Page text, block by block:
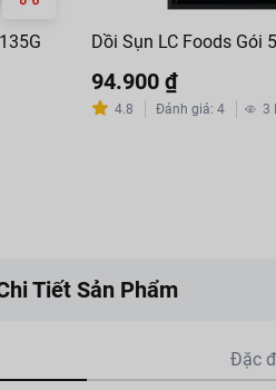
Dồi Sụn LC Foods Gói
94.900 ₫
4.8 Đánh giá: 4 3
Tiết Sản Phẩm
Đặc